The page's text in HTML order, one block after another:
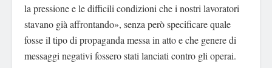
la pressione e le difficili condizioni che i nostri lavoratori
stavano già affrontando», senza però specificare quale
fosse il tipo di propaganda messa in atto e che genere di
messaggi negativi fossero stati lanciati contro gli operai.